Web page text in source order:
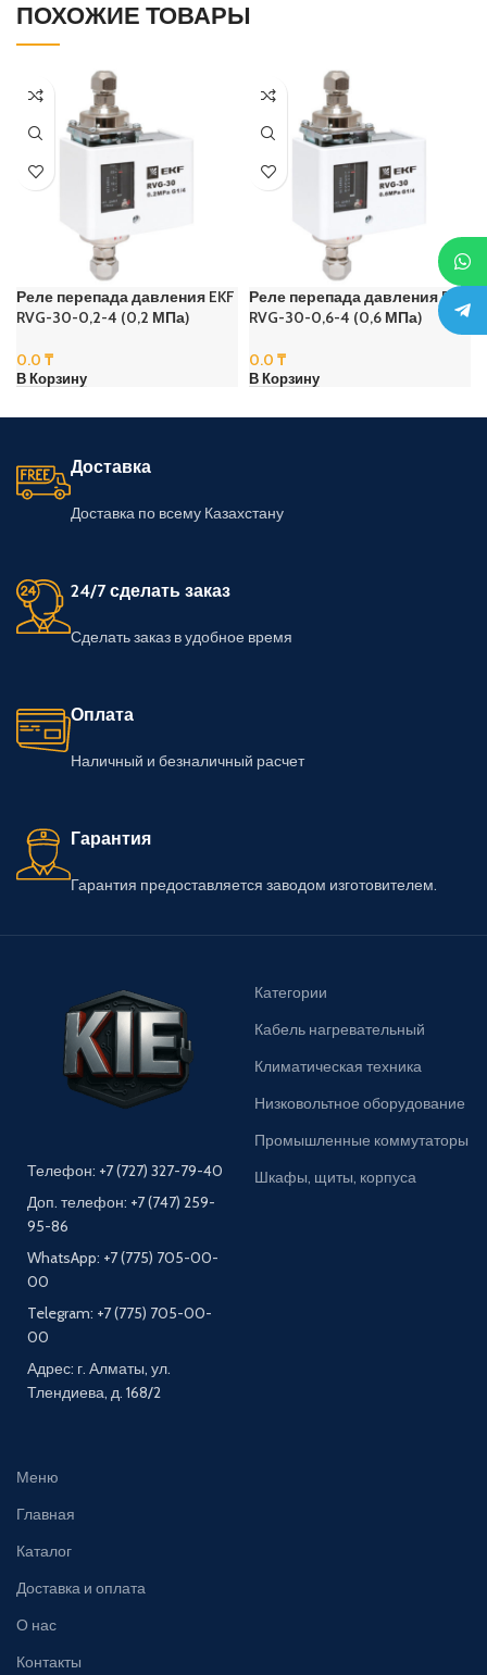
ПОХОЖИЕ ТОВАРЫ
Реле перепада давления EKF
RVG-30-0,2-4 (0,2 МПа)
0.0 ₸
В Корзину
Реле перепада давления EKF
RVG-30-0,6-4 (0,6 МПа)
0.0 ₸
В Корзину
Доставка
Доставка по всему Казахстану
24/7 сделать заказ
Сделать заказ в удобное время
Оплата
Наличный и безналичный расчет
Гарантия
Гарантия предоставляется заводом изготовителем.
Телефон: +7 (727) 327-79-40
Доп. телефон: +7 (747) 259-
95-86
WhatsApp: +7 (775) 705-00-
00
Telegram: +7 (775) 705-00-
00
Адрес: г. Алматы, ул.
Тлендиева, д. 168/2
Категории
Кабель нагревательный
Климатическая техника
Низковольтное оборудование
Промышленные коммутаторы
Шкафы, щиты, корпуса
Меню
Главная
Каталог
Доставка и оплата
О нас
Контакты